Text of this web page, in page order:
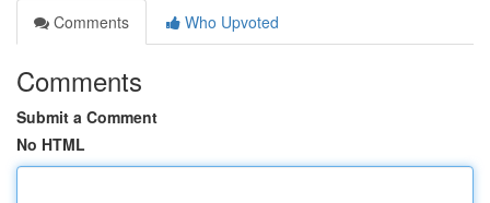
Comments
Who Upvoted
Comments
Submit a Comment
No HTML